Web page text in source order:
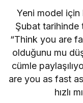
Yeni model için
Şubat tarihinde
“Think you are
olduğunu mu
cümle
are you as fast
hızlı